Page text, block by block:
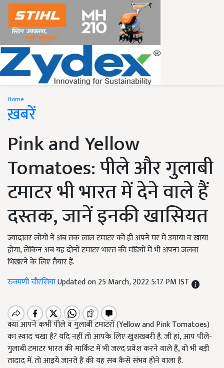
Home
ख़बरें
Pink and Yellow
Tomatoes: पीले और गुलाबी
टमाटर भी भारत में देने वाले हैं
दस्तक, जानें इनकी खासियत
ज्यादातर लोगों ने अब तक लाल टमाटर को ही अपने घर में उगाया व खाया
होगा, लेकिन अब यह दोनों टमाटर भारत की मंडियों में भी अपना जलवा
भिखरने के लिए तैयार हैं.
रुक्मणी चौरसियाUpdated on 25 March, 2022 5:17 PM IST
क्या आपने कभी पीले व गुलाबी टमाटरों (Yellow and Pink Tomatoes)
का स्वाद चखा है? यदि नहीं तो आपके लिए खुशखबरी है. जी हां, आप पीले-
गुलाबी टमाटर भारत की मार्किट में भी जल्द प्रवेश करने वाले हैं, वो भी बड़ी
तादाद में. तो आइये जानते हैं की यह सब कैसे संभव होने वाला है.